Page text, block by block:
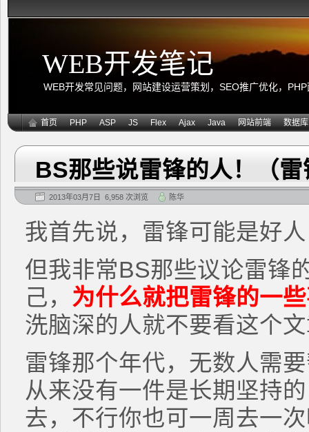
WEB开发笔记
WEB开发常见问题，网站建设运营策划，SEO推广优化，
首页 PHP ASP JS Flex Ajax Java 网站前端 数据库
BS那些说雷锋的人！（
2013年03月7日 6,958 次浏览 陈华
我首先说，雷锋可能是好
但我非常BS那些议论雷锋
己， 为什么就把雷锋的一
洗脑深的人就不要看这个
雷锋那个年代，无数人需
从来没有一件是长期坚持
去，不行你也可一周去一